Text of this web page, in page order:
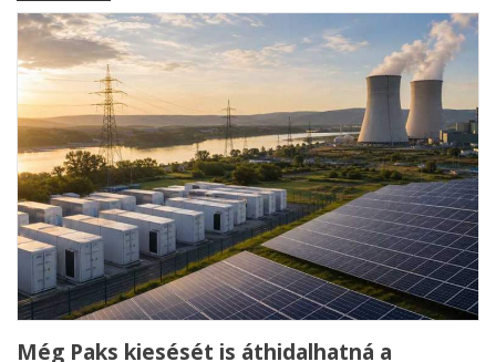
Még Paks kiesését is áthidalhatná a